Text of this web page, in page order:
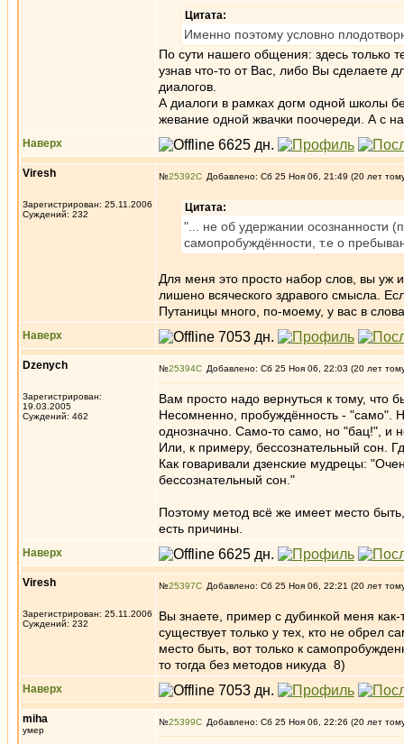
Цитата:
Именно поэтому условно
По сути нашего общения: здесь
узнав что-то от Вас, либо Вы сделаете
диалогов.
А диалоги в рамках догм одной школы
жевание одной жвачки поочереди. А с
Наверх
Viresh
Зарегистрирован: 25.11.2006
Суждений: 232
№25392 Добавлено: Сб 25 Ноя 06, 21:49 (20 лет
Цитата:
"... не об удержании осознанности
самопробуждённости, т.е о
Для меня это просто набор слов, вы уж
лишено всяческого здравого смысла.
Путаницы много, по-моему, у вас в
Наверх
Dzenych
Зарегистрирован:
19.03.2005
Суждений: 462
№25394 Добавлено: Сб 25 Ноя 06, 22:03 (20 лет
Вам просто надо вернуться к тому, что
Несомненно, пробуждённость - "само".
однозначно. Само-то само, но "бац!", и
Или, к примеру, бессознательный сон.
Как говаривали дзенские мудрецы:
бессознательный сон."
Поэтому метод всё же имеет место
есть причины.
Наверх
Viresh
Зарегистрирован: 25.11.2006
Суждений: 232
№25397 Добавлено: Сб 25 Ноя 06, 22:21 (20 лет
Вы знаете, пример с дубинкой меня
существует только у тех, кто не обрел
место быть, вот только к
то тогда без методов никуда 8)
Наверх
miha
умер
№25399 Добавлено: Сб 25 Ноя 06, 22:26 (20 лет